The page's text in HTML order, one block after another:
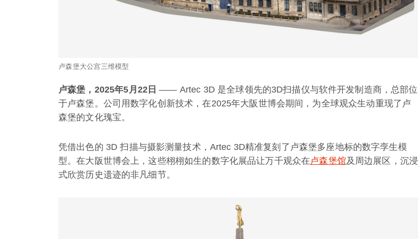
卢森堡大公宫三维模型
卢森堡，2025年5月22日 —— Artec 3D 是全球领先的3D扫描仪与软件开发制造商，总部位
于卢森堡。公司用数字化创新技术，在2025年大阪世博会期间，为全球观众生动重现了卢
森堡的文化瑰宝。
凭借出色的 3D 扫描与摄影测量技术，Artec 3D精准复刻了卢森堡多座地标的数字孪生模
型。在大阪世博会上，这些栩栩如生的数字化展品让万千观众在 卢森堡馆及周边展区，沉浸
式欣赏历史遗迹的非凡细节。